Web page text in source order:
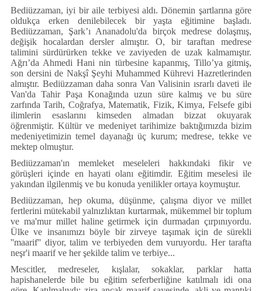
Bediüzzaman, iyi bir aile terbiyesi aldı. Dönemin şartlarına göre
oldukça erken denilebilecek bir yaşta eğitimine başladı.
Bediüzzaman, Şark’ı Ananadolu'da birçok medrese dolaşmış,
değişik hocalardan dersler almıştır. O, bir taraftan medrese
talimini sürdürürken tekke ve zaviyeden de uzak kalmamıştır.
Ağrı’da Ahmedi Hani nin türbesine kapanmış, Tillo’ya gitmiş,
son dersini de Nakşî Şeyhi Muhammed Kührevi Hazretlerinden
almıştır. Bediüzzaman daha sonra Van Valisinin ısrarlı daveti ile
Van'da Tahir Paşa Konağında uzun süre kalmış ve bu süre
zarfında Tarih, Coğrafya, Matematik, Fizik, Kimya, Felsefe gibi
ilimlerin esaslarını kimseden almadan bizzat okuyarak
öğrenmiştir. Kültür ve medeniyet tarihimize baktığımızda bizim
medeniyetimizin temel dayanağı üç kurum; medrese, tekke ve
mektep olmuştur.
Bediüzzaman'ın memleket meseleleri hakkındaki fikir ve
görüşleri içinde en hayati olanı eğitimdir. Eğitim meselesi ile
yakından ilgilenmiş ve bu konuda yenilikler ortaya koymuştur.
Bediüzzaman, hep okuma, düşünme, çalışma diyor ve millet
fertlerini mütekabil yalnızlıktan kurtarmak, mükemmel bir toplum
ve ma'mur millet haline getirmek için durmadan çırpınıyordu.
Ülke ve insanımızı böyle bir zirveye taşımak için de sürekli
''maarif'' diyor, talim ve terbiyeden dem vuruyordu. Her tarafta
neşr'i maarif ve her şekilde talim ve terbiye...
Mescitler, medreseler, kışlalar, sokaklar, parklar hatta
hapishanelerde bile bu eğitim seferberliğine katılmalı idi ona